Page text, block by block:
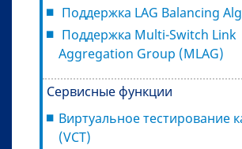
Поддержка LAG Balancing
Поддержка Multi-Switch Link
Aggregation Group (MLAG)
Сервисные функции
Виртуальное тестирование
(VCT)